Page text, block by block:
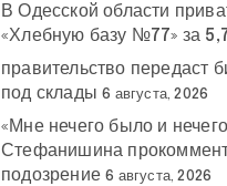
#Украина #
переговоров
В Одесской области
«Хлебную базу №77» за
правительство передаст
под склады 6 августа, 2026
«Мне нечего было и
Стефанишина
подозрение 6 августа, 2026